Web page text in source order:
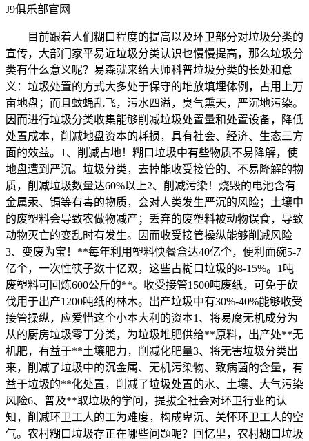
J9俱乐部官网
目前跟着人们糊口程度的提高以及环卫部分对垃圾分类的
宣传，大部门家平易近垃圾分类认识也慢慢提高，那么垃圾分
类有什么意义呢？易森就来给大师科普垃圾分类的长处和意
义：垃圾处置的方式大多处于保守的堆放填埋体例，占用上万
亩地盘；而且蚊蝇乱飞，污水四溢，臭气熏天，严沉地污染。
因而进行垃圾分类收集能够削减垃圾处置量和处置设备，降低
处置成本，削减地盘资本的耗损，具有社会、经济、生态三方
面的效益。1、削减占地！糊口垃圾中有些物质不易降解，使
地盘遭到严沉。垃圾分类，去掉能收受接管的、不易降解的物
质，削减垃圾数量达60%以上2、削减污染！烧毁的电池含有
金属汞、镉等有毒的物质，会对人类发生严沉的风险；土壤中
的废塑料会导致农做物减产；丢弃的废塑料被动物误食，导致
动物灭亡的变乱时有发生。因而收受接管操纵能够削减风险
3、变废为宝！**每年利用塑料快餐盒达40亿个，便利面碗5-7
亿个，一次性筷子数十亿双，这些占糊口垃圾的8-15%。1吨
废塑料可回炼600公斤的**。收受接管1500吨废纸，可免于砍
伐用于出产1200吨纸的林木。出产垃圾中有30%-40%能够收受
接管操纵，应爱惜这个小本大利的资本1、将易腐无机成分为
从的厨房垃圾零丁分类，为垃圾堆肥供给**原料，出产处**无
机肥，有益于**土壤肥力，削减化肥量3、将无害垃圾分类出
来，削减了垃圾中的沉金属、无机污染物、致病菌的含量，有
益于垃圾的**化处置，削减了垃圾处置的水、土壤、大气污染
风险6、普及**取垃圾的学问，提拔全社会对环卫行业的认
知，削减环卫工人的工为难度，构成卑沉、关怀环卫工人的空
气。农村糊口垃圾存正在哪些问题呢？回忆里，农村糊口垃圾